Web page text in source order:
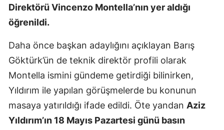
Mersin
İstanbul
İzmir
Kars
Direktörü Vincenzo Montella’nın yer aldığı
öğrenildi.
Daha önce başkan adaylığını açıklayan Barış
Göktürk’ün de teknik direktör profili olarak
Montella ismini gündeme getirdiği bilinirken,
Yıldırım ile yapılan görüşmelerde bu konunun
masaya yatırıldığı ifade edildi. Öte yandan Aziz
Yıldırım’ın 18 Mayıs Pazartesi günü basın